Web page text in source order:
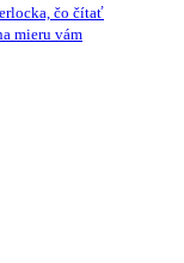
čo čítať
mieru vám